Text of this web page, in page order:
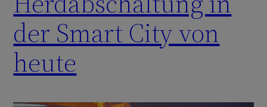
der Smart City von
heute